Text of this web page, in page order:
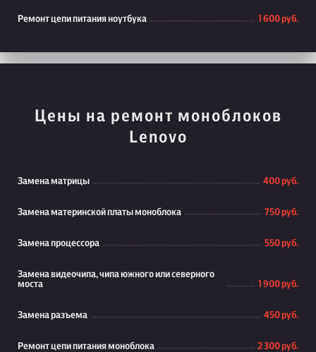
Ремонт цепи питания ноутбука 1 600 руб.
Цены на ремонт моноблоков
Lenovo
Замена матрицы 400 руб.
Замена материнской платы моноблока 750 руб.
Замена процессора 550 руб.
Замена видеочипа, чипа южного или северного
моста
1 900 руб.
Замена разъема 450 руб.
Ремонт цепи питания моноблока 2 300 руб.